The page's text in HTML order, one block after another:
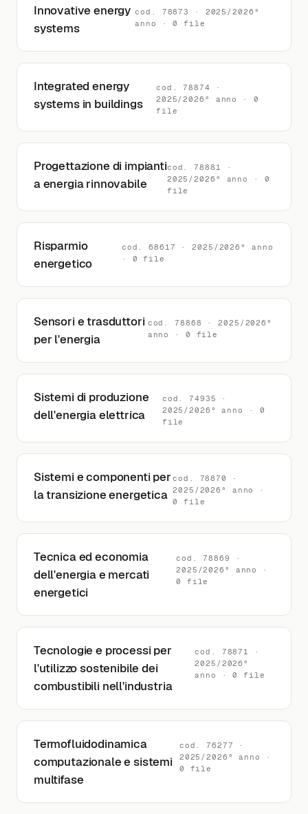
Innovative energy
systems
cod. 78873 · 2025/2026°
anno · 0 file
Integrated energy
systems in buildings
cod. 78874 ·
2025/2026° anno · 0
file
Progettazione di impianti
a energia rinnovabile
cod. 78881 ·
2025/2026° anno · 0
file
Risparmio
energetico
cod. 68617 · 2025/2026° anno
· 0 file
Sensori e trasduttori
per l'energia
cod. 78868 · 2025/2026°
anno · 0 file
Sistemi di produzione
dell'energia elettrica
cod. 74935 ·
2025/2026° anno · 0
file
Sistemi e componenti per
la transizione energetica
cod. 78870 ·
2025/2026° anno ·
0 file
Tecnica ed economia
dell'energia e mercati
energetici
cod. 78869 ·
2025/2026° anno ·
0 file
Tecnologie e processi per
l'utilizzo sostenibile dei
combustibili nell'industria
cod. 78871 ·
2025/2026°
anno · 0 file
Termofluidodinamica
computazionale e sistemi
multifase
cod. 76277 ·
2025/2026° anno ·
0 file